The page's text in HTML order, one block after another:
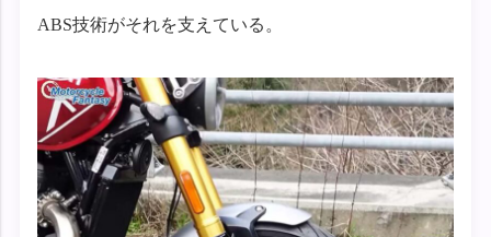
ABS技術がそれを支えている。